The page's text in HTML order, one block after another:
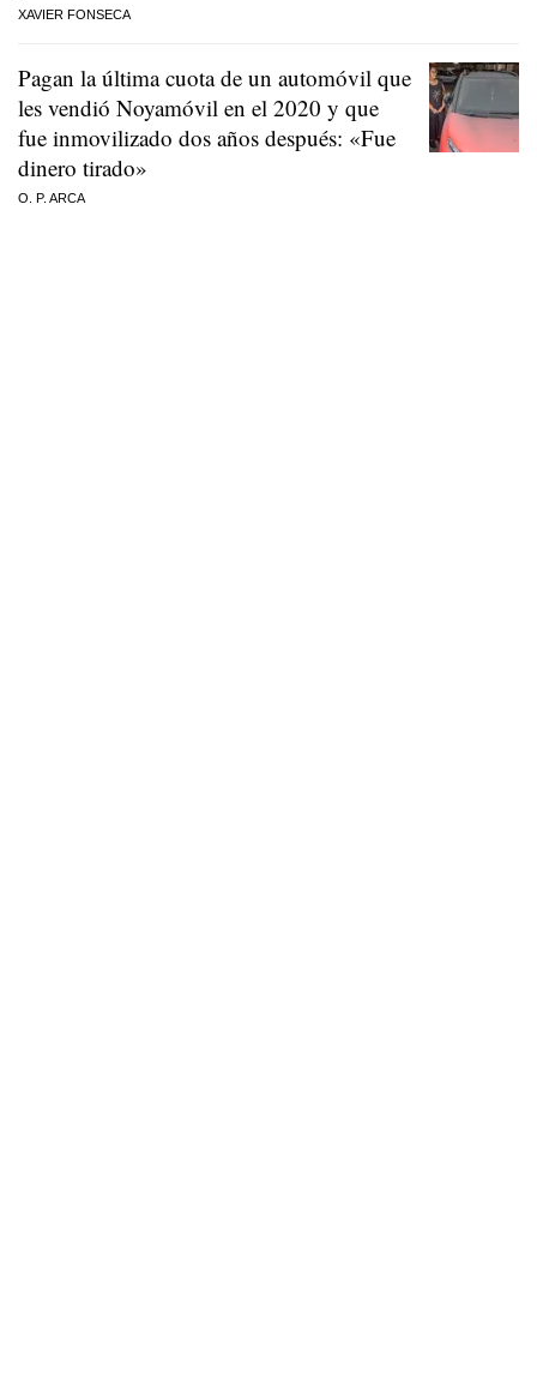
XAVIER FONSECA
Pagan la última cuota de un automóvil que
les vendió Noyamóvil en el 2020 y que
fue inmovilizado dos años después: «Fue
dinero tirado»
O. P. ARCA